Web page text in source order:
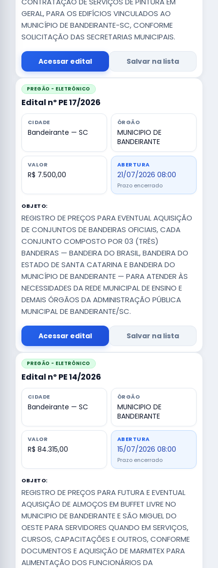
GERAL, PARA OS EDIFÍCIOS VINCULADOS AO
MUNICÍPIO DE BANDEIRANTE-SC, CONFORME
SOLICITAÇÃO DAS SECRETARIAS MUNICIPAIS.
Acessar edital Salvar na lista
PREGÃO - ELETRÔNICO
Edital nº PE 17/2026
CIDADE
Bandeirante — SC
ÓRGÃO
MUNICIPIO DE
BANDEIRANTE
VALOR
R$ 7.500,00
ABERTURA
21/07/2026 08:00
Prazo encerrado
OBJETO:
REGISTRO DE PREÇOS PARA EVENTUAL AQUISIÇÃO
DE CONJUNTOS DE BANDEIRAS OFICIAIS, CADA
CONJUNTO COMPOSTO POR 03 (TRÊS)
BANDEIRAS — BANDEIRA DO BRASIL, BANDEIRA DO
ESTADO DE SANTA CATARINA E BANDEIRA DO
MUNICÍPIO DE BANDEIRANTE — PARA ATENDER ÀS
NECESSIDADES DA REDE MUNICIPAL DE ENSINO E
DEMAIS ÓRGÃOS DA ADMINISTRAÇÃO PÚBLICA
MUNICIPAL DE BANDEIRANTE/SC.
Acessar edital Salvar na lista
PREGÃO - ELETRÔNICO
Edital nº PE 14/2026
CIDADE
Bandeirante — SC
ÓRGÃO
MUNICIPIO DE
BANDEIRANTE
VALOR
R$ 84.315,00
ABERTURA
15/07/2026 08:00
Prazo encerrado
OBJETO:
REGISTRO DE PREÇOS PARA FUTURA E EVENTUAL
AQUISIÇÃO DE ALMOÇOS EM BUFFET LIVRE NO
MUNICIPIO DE BANDEIRANTE E SÃO MIGUEL DO
OESTE PARA SERVIDORES QUANDO EM SERVIÇOS,
CURSOS, CAPACITAÇÕES E OUTROS, CONFORME
DOCUMENTOS E AQUISIÇÃO DE MARMITEX PARA
ALIMENTAÇÃO DOS FUNCIONÁRIOS DA